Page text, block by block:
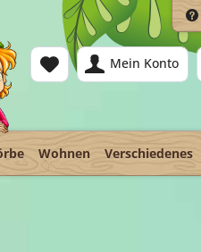
Mein Konto
Wohnen Verschiedenes